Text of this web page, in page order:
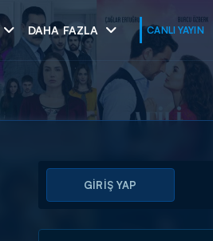
DAHA FAZLA CANLI YAYIN
GİRİŞ YAP